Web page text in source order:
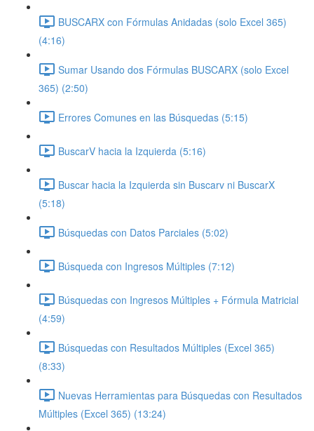
BUSCARX con Fórmulas Anidadas (solo Excel 365)
(4:16)
Sumar Usando dos Fórmulas BUSCARX (solo Excel
365) (2:50)
Errores Comunes en las Búsquedas (5:15)
BuscarV hacia la Izquierda (5:16)
Buscar hacia la Izquierda sin Buscarv ni BuscarX
(5:18)
Búsquedas con Datos Parciales (5:02)
Búsqueda con Ingresos Múltiples (7:12)
Búsquedas con Ingresos Múltiples + Fórmula Matricial
(4:59)
Búsquedas con Resultados Múltiples (Excel 365)
(8:33)
Nuevas Herramientas para Búsquedas con Resultados
Múltiples (Excel 365) (13:24)